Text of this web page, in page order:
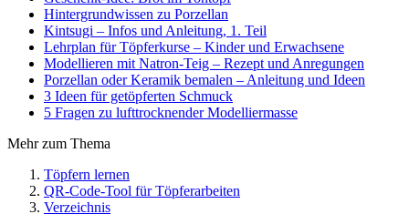
Hintergrundwissen zu Porzellan
Kintsugi – Infos und Anleitung, 1. Teil
Lehrplan für Töpferkurse – Kinder und Erwachsene
Modellieren mit Natron-Teig – Rezept und Anregungen
Porzellan oder Keramik bemalen – Anleitung und Ideen
3 Ideen für getöpferten Schmuck
5 Fragen zu lufttrocknender Modelliermasse
Mehr zum Thema
Töpfern lernen
QR-Code-Tool für Töpferarbeiten
Verzeichnis